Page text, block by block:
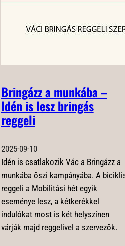
Bringázz a munkába –
Idén is lesz bringás
reggeli
2025-09-10
Idén is csatlakozik Vác a Bringázz a
munkába őszi kampányába. A
reggeli a Mobilitási hét egyik
eseménye lesz, a kétkerékkel
indulókat most is két helyszínen
várják majd reggelivel a szervezők.